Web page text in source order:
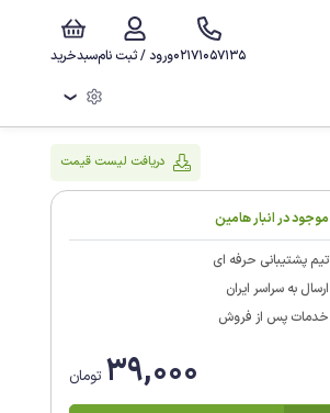
سبدخریدورود / ثبت نام02171057135
❯
دریافت لیست قیمت
موجود در انبار هامین
تیم پشتیبانی حرفه ای
ارسال به سراسر ایران
خدمات پس از فروش
39,000 تومان